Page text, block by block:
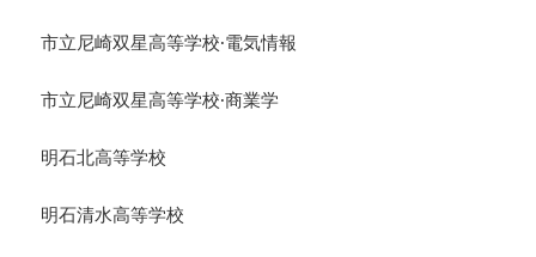
市立尼崎双星高等学校·電気情報
市立尼崎双星高等学校·商業学
明石北高等学校
明石清水高等学校